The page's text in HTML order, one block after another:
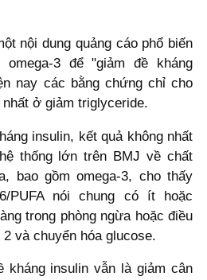
nội dung quảng cáo phổ biến
3 để "giảm đề kháng
nay các bằng chứng chỉ cho
ở giảm triglyceride.
insulin, kết quả không nhất
thống lớn trên BMJ về chất
bao gồm omega-3, cho thấy
6/PUFA nói chung có ít hoặc
trong phòng ngừa hoặc điều
và chuyển hóa glucose.
kháng insulin vẫn là giảm cân